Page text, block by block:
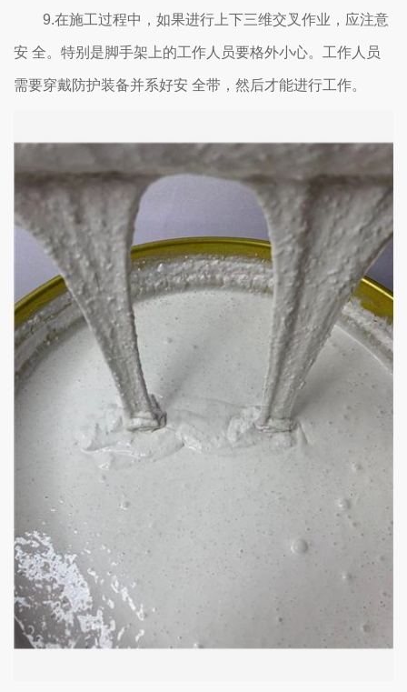
9.在施工过程中，如果进行上下三维交叉作业，应注意
安 全。特别是脚手架上的工作人员要格外小心。工作人员
需要穿戴防护装备并系好安 全带，然后才能进行工作。